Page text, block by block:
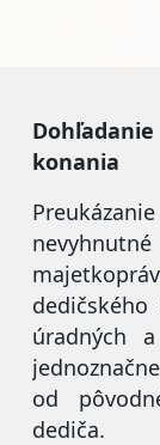
konania
dedičského
úradných
od
dediča.